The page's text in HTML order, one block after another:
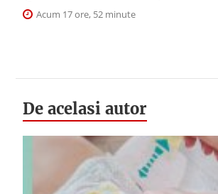
Acum 17 ore, 52 minute
De acelasi autor